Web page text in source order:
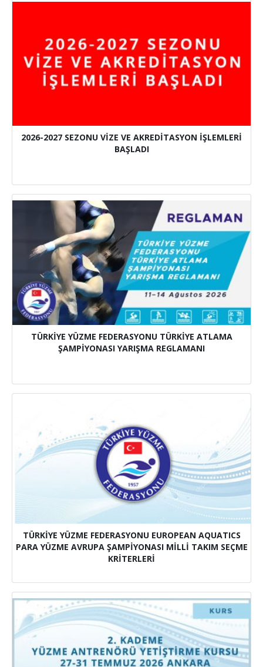
2026-2027 SEZONU VİZE VE AKREDİTASYON İŞLEMLERİ
BAŞLADI
TÜRKİYE YÜZME FEDERASYONU TÜRKİYE ATLAMA
ŞAMPİYONASI YARIŞMA REGLAMANI
TÜRKİYE YÜZME FEDERASYONU EUROPEAN AQUATICS
PARA YÜZME AVRUPA ŞAMPİYONASI MİLLİ TAKIM SEÇME
KRİTERLERİ